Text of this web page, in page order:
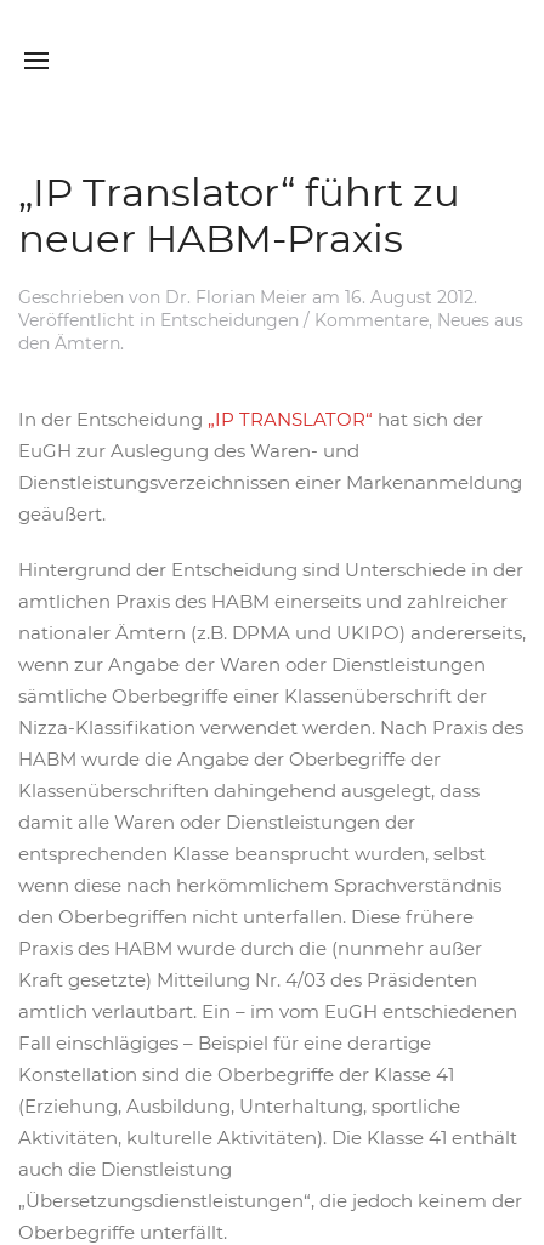
„IP Translator“ führt zu
neuer HABM-Praxis
Geschrieben von Dr. Florian Meier am 16. August 2012.
Veröffentlicht in Entscheidungen / Kommentare, Neues aus
den Ämtern.
In der Entscheidung „IP TRANSLATOR“ hat sich der
EuGH zur Auslegung des Waren- und
Dienstleistungsverzeichnissen einer Markenanmeldung
geäußert.
Hintergrund der Entscheidung sind Unterschiede in der
amtlichen Praxis des HABM einerseits und zahlreicher
nationaler Ämtern (z.B. DPMA und UKIPO) andererseits,
wenn zur Angabe der Waren oder Dienstleistungen
sämtliche Oberbegriffe einer Klassenüberschrift der
Nizza-Klassifikation verwendet werden. Nach Praxis des
HABM wurde die Angabe der Oberbegriffe der
Klassenüberschriften dahingehend ausgelegt, dass
damit alle Waren oder Dienstleistungen der
entsprechenden Klasse beansprucht wurden, selbst
wenn diese nach herkömmlichem Sprachverständnis
den Oberbegriffen nicht unterfallen. Diese frühere
Praxis des HABM wurde durch die (nunmehr außer
Kraft gesetzte) Mitteilung Nr. 4/03 des Präsidenten
amtlich verlautbart. Ein – im vom EuGH entschiedenen
Fall einschlägiges – Beispiel für eine derartige
Konstellation sind die Oberbegriffe der Klasse 41
(Erziehung, Ausbildung, Unterhaltung, sportliche
Aktivitäten, kulturelle Aktivitäten). Die Klasse 41 enthält
auch die Dienstleistung
„Übersetzungsdienstleistungen“, die jedoch keinem der
Oberbegriffe unterfällt.